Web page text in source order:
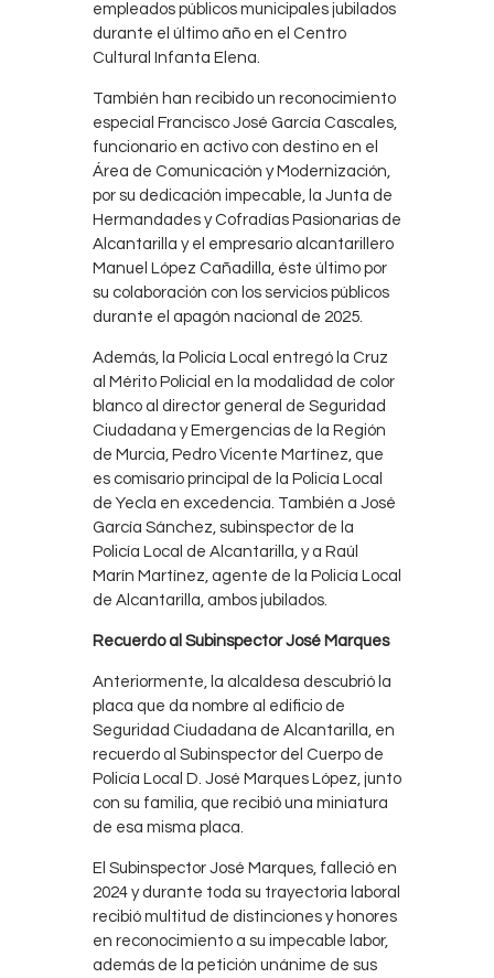
empleados públicos municipales jubilados
durante el último año en el Centro
Cultural Infanta Elena.
También han recibido un reconocimiento
especial Francisco José García Cascales,
funcionario en activo con destino en el
Área de Comunicación y Modernización,
por su dedicación impecable, la Junta de
Hermandades y Cofradías Pasionarias de
Alcantarilla y el empresario alcantarillero
Manuel López Cañadilla, éste último por
su colaboración con los servicios públicos
durante el apagón nacional de 2025.
Además, la Policía Local entregó la Cruz
al Mérito Policial en la modalidad de color
blanco al director general de Seguridad
Ciudadana y Emergencias de la Región
de Murcia, Pedro Vicente Martínez, que
es comisario principal de la Policía Local
de Yecla en excedencia. También a José
García Sánchez, subinspector de la
Policía Local de Alcantarilla, y a Raúl
Marín Martínez, agente de la Policía Local
de Alcantarilla, ambos jubilados.
Recuerdo al Subinspector José Marques
Anteriormente, la alcaldesa descubrió la
placa que da nombre al edificio de
Seguridad Ciudadana de Alcantarilla, en
recuerdo al Subinspector del Cuerpo de
Policía Local D. José Marques López, junto
con su familia, que recibió una miniatura
de esa misma placa.
El Subinspector José Marques, falleció en
2024 y durante toda su trayectoria laboral
recibió multitud de distinciones y honores
en reconocimiento a su impecable labor,
además de la petición unánime de sus